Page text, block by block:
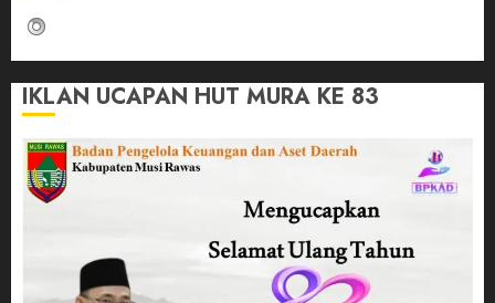
IKLAN UCAPAN HUT MURA KE 83